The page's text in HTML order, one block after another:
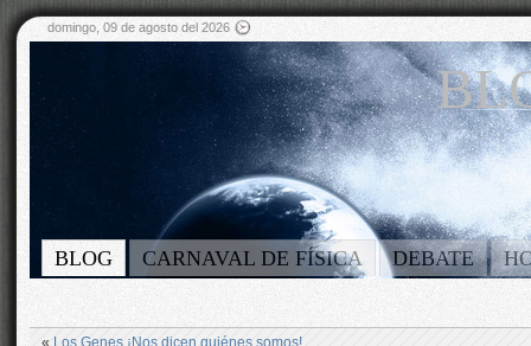
domingo, 09 de agosto del 2026
BLOG CARNAVAL DE FÍSICA DEBATE
« Los Genes ¡Nos dicen quiénes somos!